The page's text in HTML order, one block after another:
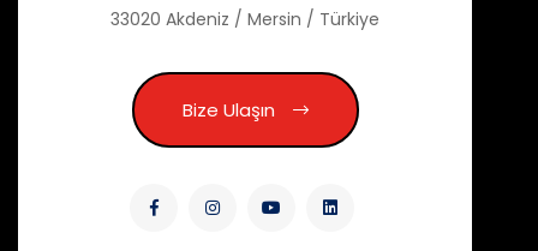
33020 Akdeniz / Mersin / Türkiye
Bize Ulaşın